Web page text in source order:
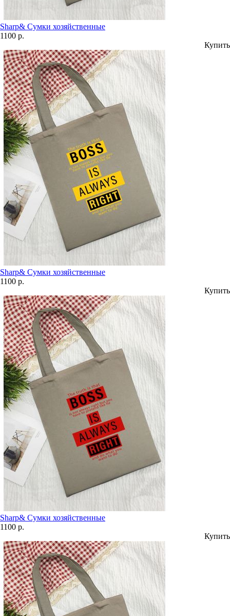
Sharp& Сумки хозяйственные
1100 р.
Купить
Sharp& Сумки хозяйственные
1100 р.
Купить
Sharp& Сумки хозяйственные
1100 р.
Купить